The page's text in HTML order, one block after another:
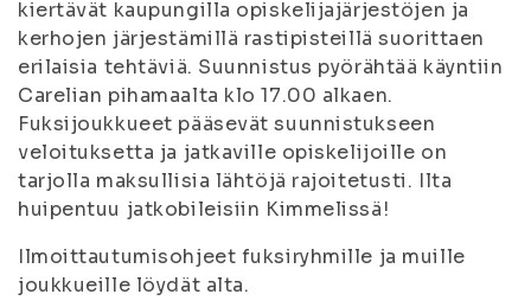
kiertävät kaupungilla opiskelijajärjestöjen ja
kerhojen järjestämillä rastipisteillä suorittaen
erilaisia tehtäviä. Suunnistus pyörähtää käyntiin
Carelian pihamaalta klo 17.00 alkaen.
Fuksijoukkueet pääsevät suunnistukseen
veloituksetta ja jatkaville opiskelijoille on
tarjolla maksullisia lähtöjä rajoitetusti. Ilta
huipentuu jatkobileisiin Kimmelissä!
Ilmoittautumisohjeet fuksiryhmille ja muille
joukkueille löydät alta.